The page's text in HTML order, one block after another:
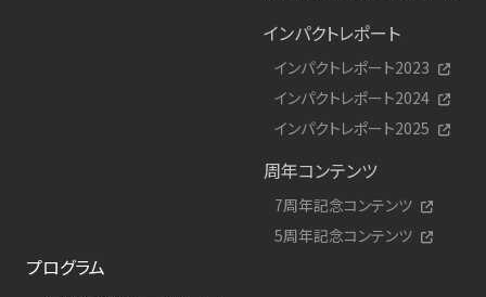
インパクトレポート
インパクトレポート2023
インパクトレポート2024
インパクトレポート2025
周年コンテンツ
7周年記念コンテンツ
5周年記念コンテンツ
プログラム